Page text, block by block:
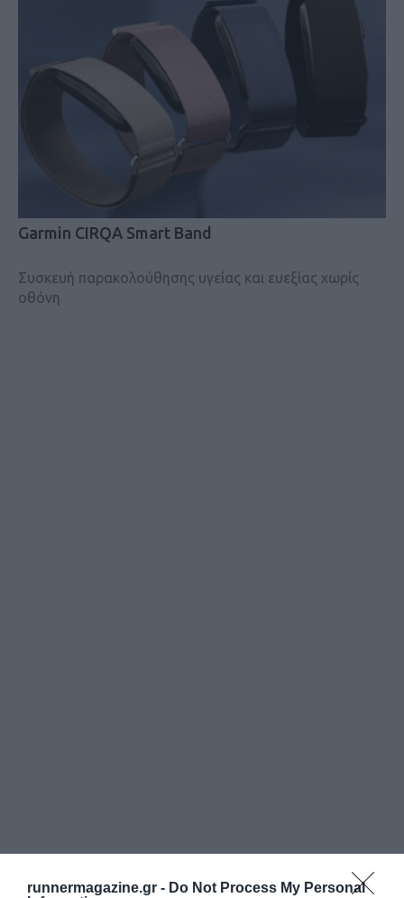
runnermagazine.gr - Do Not Process My Personal
Garmin CIRQA Smart Band
Συσκευή παρακολούθησης υγείας και ευεξίας χωρίς
οθόνη